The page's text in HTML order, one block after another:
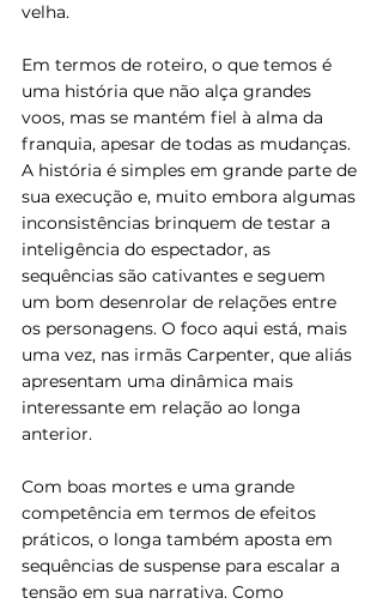
velha.
Em termos de roteiro, o que temos é
uma história que não alça grandes
voos, mas se mantém fiel à alma da
franquia, apesar de todas as mudanças.
A história é simples em grande parte de
sua execução e, muito embora algumas
inconsistências brinquem de testar a
inteligência do espectador, as
sequências são cativantes e seguem
um bom desenrolar de relações entre
os personagens. O foco aqui está, mais
uma vez, nas irmãs Carpenter, que aliás
apresentam uma dinâmica mais
interessante em relação ao longa
anterior.
Com boas mortes e uma grande
competência em termos de efeitos
práticos, o longa também aposta em
sequências de suspense para escalar a
tensão em sua narrativa. Como